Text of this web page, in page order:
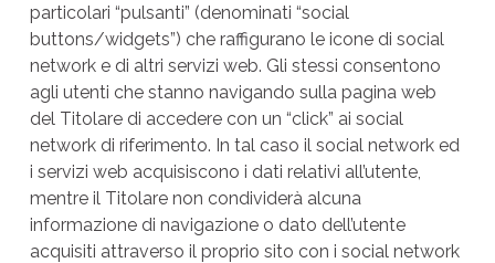
particolari “pulsanti” (denominati “social
buttons/widgets”) che raffigurano le icone di social
network e di altri servizi web. Gli stessi consentono
agli utenti che stanno navigando sulla pagina web
del Titolare di accedere con un “click” ai social
network di riferimento. In tal caso il social network ed
i servizi web acquisiscono i dati relativi all’utente,
mentre il Titolare non condividerà alcuna
informazione di navigazione o dato dell’utente
acquisiti attraverso il proprio sito con i social network